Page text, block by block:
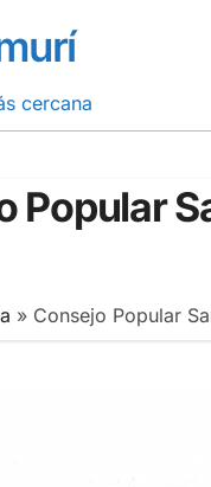
cercana
Popular
» Consejo Popular